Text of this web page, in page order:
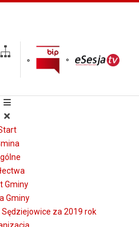
Gminy
Gminy
za 2019 rok